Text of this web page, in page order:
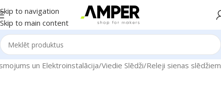
Skip to navigation
Skip to main content
un Elektroinstalācija/Viedie Slēdži/Releji sienas slēdžiem